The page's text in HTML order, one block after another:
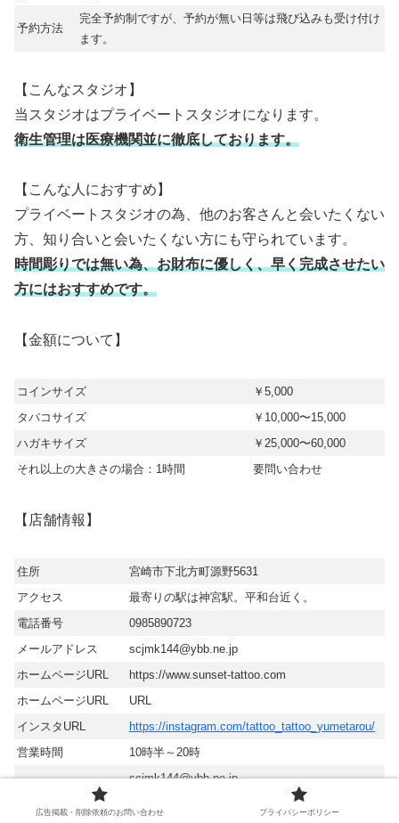
予約方法
完全予約制ですが、予約が無い日等は飛び込みも受け付け
ます。
【こんなスタジオ】
当スタジオはプライベートスタジオになります。
衛生管理は医療機関並に徹底しております。
【こんな人におすすめ】
プライベートスタジオの為、他のお客さんと会いたくない
方、知り合いと会いたくない方にも守られています。
時間彫りでは無い為、お財布に優しく、早く完成させたい
方にはおすすめです。
【金額について】
コインサイズ
￥5,000
タバコサイズ
￥10,000〜15,000
ハガキサイズ
￥25,000〜60,000
それ以上の大きさの場合：1時間
要問い合わせ
【店舗情報】
住所
宮崎市下北方町源野5631
アクセス
最寄りの駅は神宮駅。平和台近く。
電話番号
0985890723
メールアドレス
scjmk144@ybb.ne.jp
ホームページURL
https://www.sunset-tattoo.com
ホームページURL
URL
インスタURL
https://instagram.com/tattoo_tattoo_yumetarou/
営業時間
10時半～20時
予約・問い合わせ先
scjmk144@ybb.ne.jp
または、お電話にて宜しくお願いします。
TEL 0985890723
広告掲載・削除依頼のお問い合わせ プライバシーポリシー